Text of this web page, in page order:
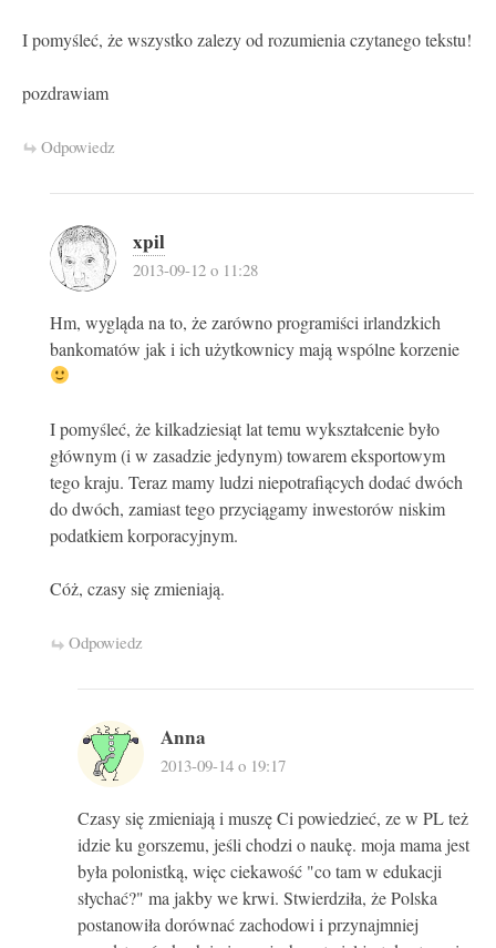
I pomyśleć, że wszystko zalezy od rozumienia czytanego tekstu!
pozdrawiam
Odpowiedz
xpil
2013-09-12 o 11:28
Hm, wygląda na to, że zarówno programiści irlandzkich
bankomatów jak i ich użytkownicy mają wspólne korzenie
I pomyśleć, że kilkadziesiąt lat temu wykształcenie było
głównym (i w zasadzie jedynym) towarem eksportowym
tego kraju. Teraz mamy ludzi niepotrafiących dodać dwóch
do dwóch, zamiast tego przyciągamy inwestorów niskim
podatkiem korporacyjnym.
Cóż, czasy się zmieniają.
Odpowiedz
Anna
2013-09-14 o 19:17
Czasy się zmieniają i muszę Ci powiedzieć, ze w PL też
idzie ku gorszemu, jeśli chodzi o naukę. moja mama jest
była polonistką, więc ciekawość "co tam w edukacji
słychać?" ma jakby we krwi. Stwierdziła, że Polska
postanowiła dorównać zachodowi i przynajmniej